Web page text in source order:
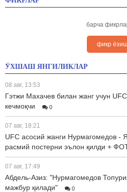
барча
фикр ёзиш
ЎХШАШ ЯНГИЛИКЛАР
08 авг, 13:53
Гэтжи Махачев билан жанг учун
кечмоқчи
0
07 авг, 18:21
UFC асосий жанги Нурмагомедов -
расмий постерни эълон қилди +
07 авг, 17:49
Абдель-Азиз: "Нурмагомедов
мажбур қилади"
0